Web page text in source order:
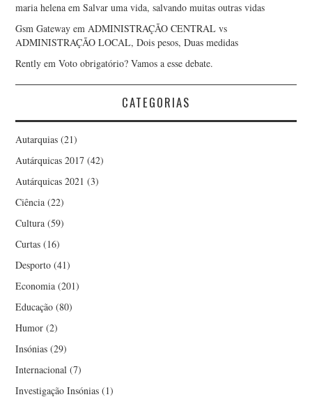
JOSÉ ANTÓNIO BARBOSA
JOSÉ ANTÓNIO FERREIRA
JOSÉ GABRIEL QUARESMA
JOSÉ LUÍS FOGO
LUÍS CIRILO CARVALHO
LUÍS GONÇALVES SECO
LUÍSA TEIXEIRA VAZ
LUIZ ALONSO
MANUEL DAMAS
MANUEL JORGE
MANUEL VITORINO
maria helena emSalvar uma vida, salvando muitas outras vidas
Gsm Gateway emADMINISTRAÇÃO CENTRAL vs
ADMINISTRAÇÃO LOCAL, Dois pesos, Duas medidas
Rently emVoto obrigatório? Vamos a esse debate.
CATEGORIAS
Autarquias (21)
Autárquicas 2017 (42)
Autárquicas 2021 (3)
Ciência (22)
Cultura (59)
Curtas (16)
Desporto (41)
Economia (201)
Educação (80)
Humor (2)
Insónias (29)
Internacional (7)
Investigação Insónias (1)